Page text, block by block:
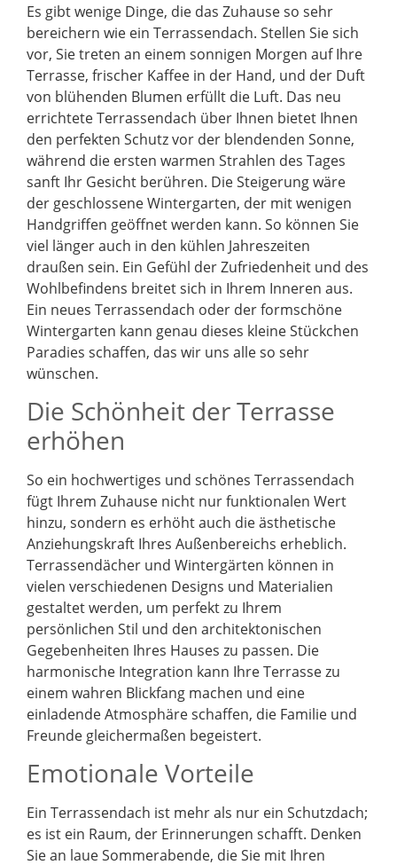
Es gibt wenige Dinge, die das Zuhause so sehr
bereichern wie ein Terrassendach. Stellen Sie sich
vor, Sie treten an einem sonnigen Morgen auf Ihre
Terrasse, frischer Kaffee in der Hand, und der Duft
von blühenden Blumen erfüllt die Luft. Das neu
errichtete Terrassendach über Ihnen bietet Ihnen
den perfekten Schutz vor der blendenden Sonne,
während die ersten warmen Strahlen des Tages
sanft Ihr Gesicht berühren. Die Steigerung wäre
der geschlossene Wintergarten, der mit wenigen
Handgriffen geöffnet werden kann. So können Sie
viel länger auch in den kühlen Jahreszeiten
draußen sein. Ein Gefühl der Zufriedenheit und des
Wohlbefindens breitet sich in Ihrem Inneren aus.
Ein neues Terrassendach oder der formschöne
Wintergarten kann genau dieses kleine Stückchen
Paradies schaffen, das wir uns alle so sehr
wünschen.
Die Schönheit der Terrasse
erhöhen
So ein hochwertiges und schönes Terrassendach
fügt Ihrem Zuhause nicht nur funktionalen Wert
hinzu, sondern es erhöht auch die ästhetische
Anziehungskraft Ihres Außenbereichs erheblich.
Terrassendächer und Wintergärten können in
vielen verschiedenen Designs und Materialien
gestaltet werden, um perfekt zu Ihrem
persönlichen Stil und den architektonischen
Gegebenheiten Ihres Hauses zu passen. Die
harmonische Integration kann Ihre Terrasse zu
einem wahren Blickfang machen und eine
einladende Atmosphäre schaffen, die Familie und
Freunde gleichermaßen begeistert.
Emotionale Vorteile
Ein Terrassendach ist mehr als nur ein Schutzdach;
es ist ein Raum, der Erinnerungen schafft. Denken
Sie an laue Sommerabende, die Sie mit Ihren